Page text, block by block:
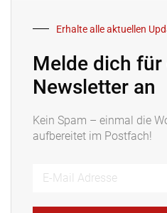
Erhalte alle aktuellen
Melde dich für
Newsletter an
Kein Spam – einmal die
aufbereitet im Postfach!